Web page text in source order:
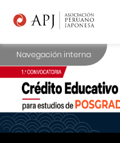
Nosotros
Comunidad Nikkei
Promoción Cultural
Cursos
Navegación interna